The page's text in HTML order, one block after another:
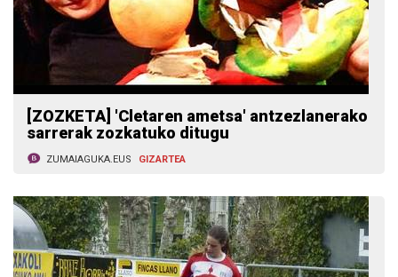
[ZOZKETA] 'Cletaren ametsa' antzezlanerako
sarrerak zozkatuko ditugu
ZUMAIAGUKA.EUS GIZARTEA